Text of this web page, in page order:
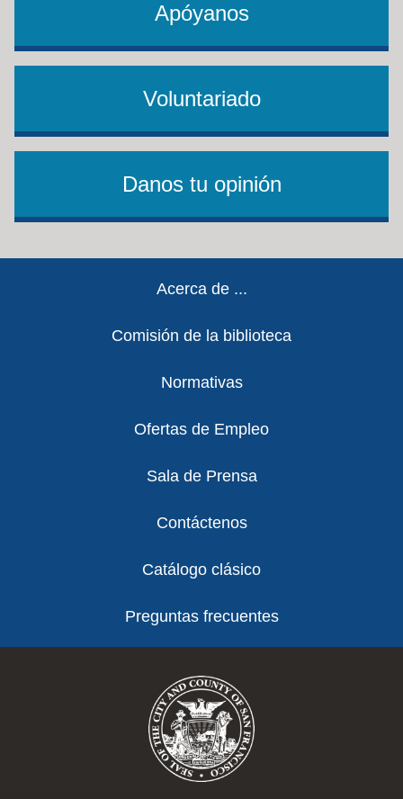
Apóyanos
Voluntariado
Danos tu opinión
Acerca de ...
Comisión de la biblioteca
Normativas
Ofertas de Empleo
Sala de Prensa
Contáctenos
Catálogo clásico
Preguntas frecuentes